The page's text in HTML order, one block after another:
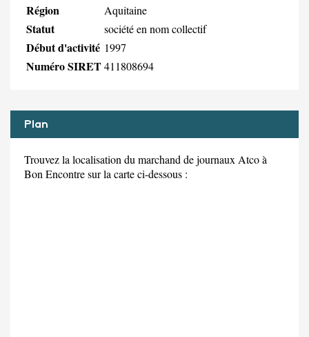
Région Aquitaine
Statut société en nom collectif
Début d'activité 1997
Numéro SIRET411808694
Plan
Trouvez la localisation du marchand de journaux Atco à
Bon Encontre sur la carte ci-dessous :